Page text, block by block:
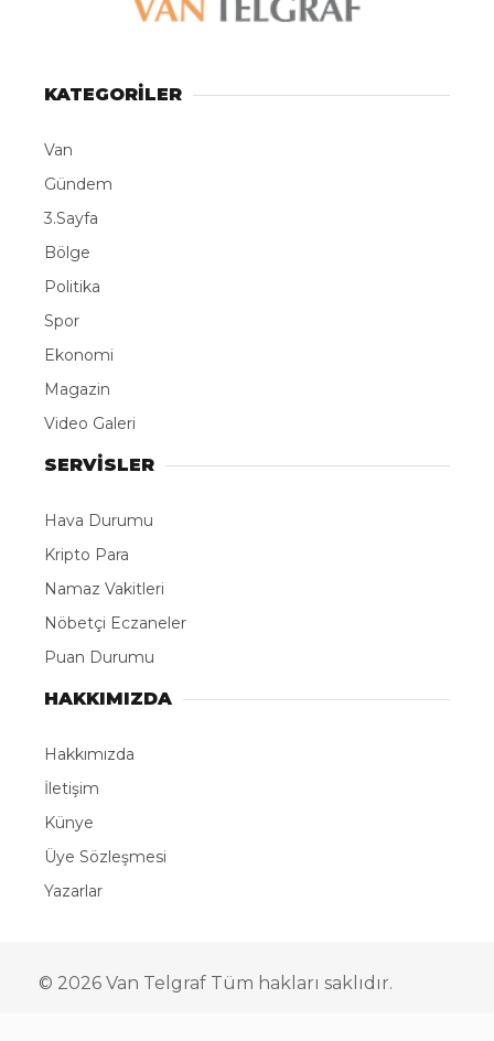
KATEGORİLER
Van
Gündem
3.Sayfa
Bölge
Politika
Spor
Ekonomi
Magazin
Video Galeri
SERVİSLER
Hava Durumu
Kripto Para
Namaz Vakitleri
Nöbetçi Eczaneler
Puan Durumu
HAKKIMIZDA
Hakkımızda
İletişim
Künye
Üye Sözleşmesi
Yazarlar
© 2026 Van Telgraf Tüm hakları saklıdır.